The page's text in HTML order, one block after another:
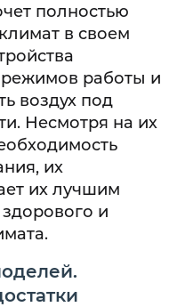
полностью
в своем
работы и
воздух под
Несмотря на их
их
их лучшим
и